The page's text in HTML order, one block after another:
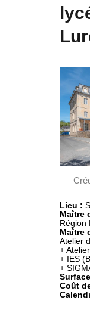
Lieu :
Maître
Atelier
+
+ IES
Coût